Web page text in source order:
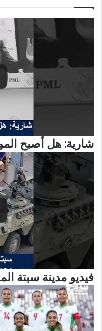
شارية: هل أصبح
فيديو مدينة سبتة المحتلة يوم